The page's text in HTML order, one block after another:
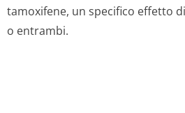
tamoxifene, un specifico effetto
o entrambi.